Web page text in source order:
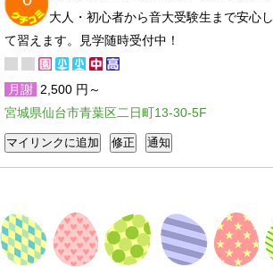
大人・初心者から音大受験生まで安心し
て習えます。見学随時受付中！
月謝 2,500 円～
宮城県仙台市青葉区二日町13-30-5F